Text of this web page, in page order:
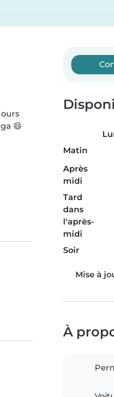
😄
Matin
Après
midi
Tard
dans
l'après-
midi
Soir
Mise à
À